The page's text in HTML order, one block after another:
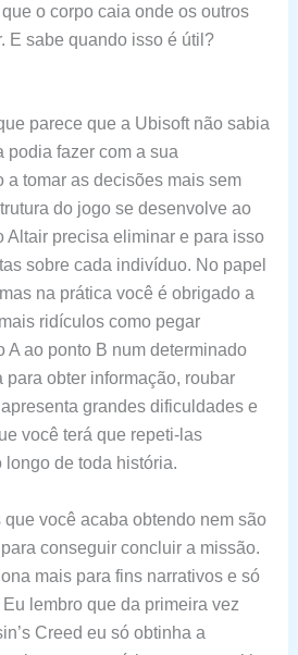
o corpo caia onde os outros
E sabe quando isso é útil?
parece que a Ubisoft não sabia
podia fazer com a sua
tomar as decisões mais sem
do jogo se desenvolve ao
Altair precisa eliminar e para isso
sobre cada indivíduo. No papel
na prática você é obrigado a
ridículos como pegar
A ao ponto B num determinado
para obter informação, roubar
grandes dificuldades e
você terá que repeti-las
de toda história.
você acaba obtendo nem são
conseguir concluir a missão.
mais para fins narrativos e só
Eu lembro que da primeira vez
Creed eu só obtinha a